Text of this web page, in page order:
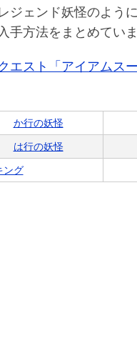
ジェンド妖怪のよう
手方法をまとめてい
エスト「アイアムス
か行の妖怪
は行の妖怪
ング